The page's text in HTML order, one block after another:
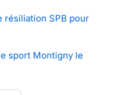
résiliation SPB pour
sport Montigny le